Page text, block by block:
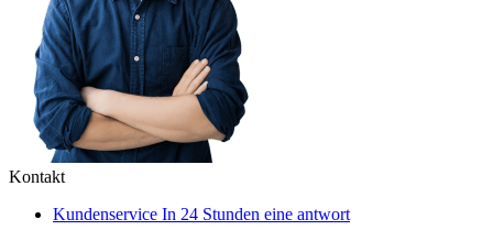
Kontakt
Kundenservice In 24 Stunden eine antwort